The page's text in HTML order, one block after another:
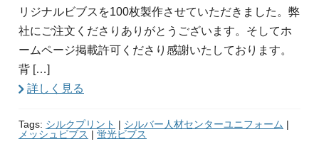
リジナルビブスを100枚製作させていただきました。弊
社にご注文くださりありがとうございます。そしてホ
ームページ掲載許可くださり感謝いたしております。
背 […]
詳しく見る
Tags: シルクプリント | シルバー人材センターユニフォーム |
メッシュビブス | 蛍光ビブス